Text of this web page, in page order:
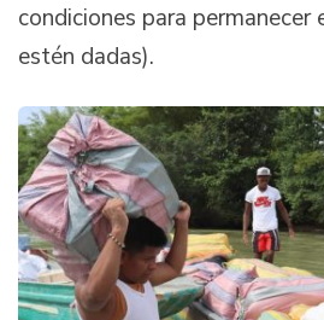
condiciones para
estén dadas).